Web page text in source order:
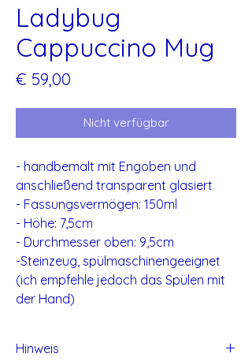
Ladybug
Cappuccino Mug
€ 59,00
Nicht verfügbar
- handbemalt mit Engoben und
anschließend transparent glasiert
- Fassungsvermögen: 150ml
- Höhe: 7,5cm
- Durchmesser oben: 9,5cm
-Steinzeug, spülmaschinengeeignet
(ich empfehle jedoch das Spülen mit
der Hand)
Hinweis